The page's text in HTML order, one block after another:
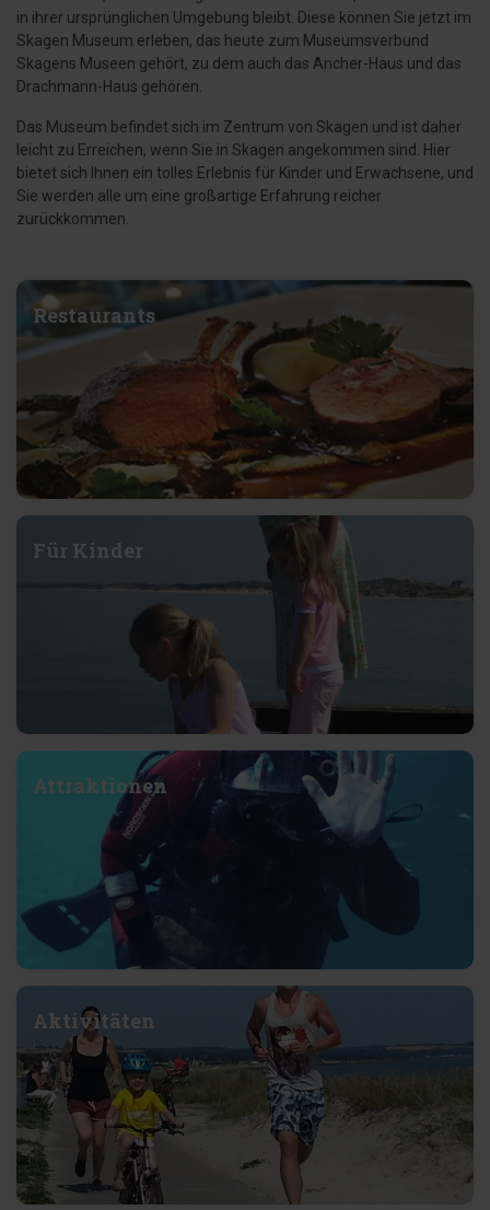
in ihrer ursprünglichen Umgebung bleibt. Diese können Sie jetzt im
Skagen Museum erleben, das heute zum Museumsverbund
Skagens Museen gehört, zu dem auch das Ancher-Haus und das
Drachmann-Haus gehören.
Das Museum befindet sich im Zentrum von Skagen und ist daher
leicht zu Erreichen, wenn Sie in Skagen angekommen sind. Hier
bietet sich Ihnen ein tolles Erlebnis für Kinder und Erwachsene, und
Sie werden alle um eine großartige Erfahrung reicher
zurückkommen.
Restaurants
Für Kinder
Attraktionen
Aktivitäten